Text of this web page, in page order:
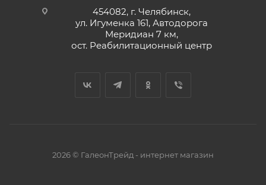
454082, г. Челябинск,
ул. Игуменка 161, Автодорога
Меридиан 7 км,
ост. Реабилитационный центр
2026 © ГалеонТрейд - интернет магазин